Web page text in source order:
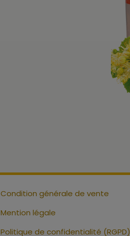
Condition générale de vente
Mention légale
Politique de confidentialité (RGPD)